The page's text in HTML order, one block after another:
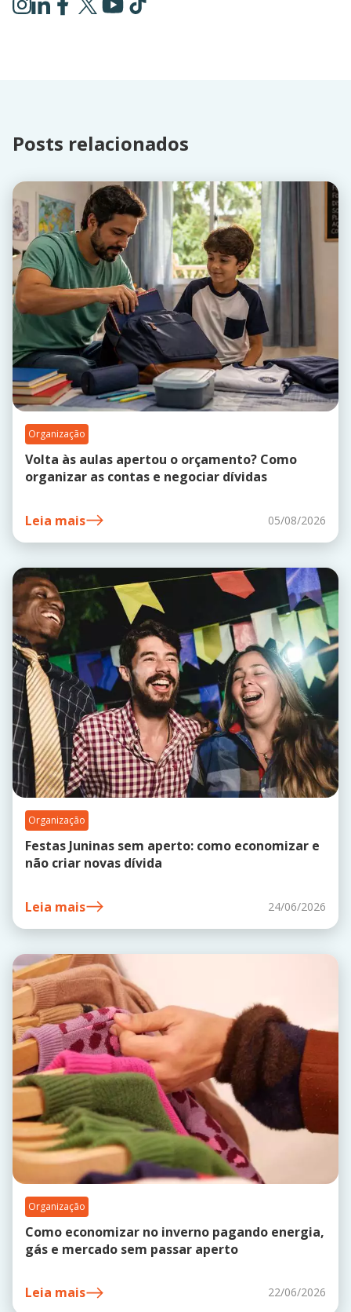
Posts relacionados
Organização
Volta às aulas apertou o orçamento? Como
organizar as contas e negociar dívidas
Leia mais 05/08/2026
Organização
Festas Juninas sem aperto: como economizar e
não criar novas dívida
Leia mais 24/06/2026
Organização
Como economizar no inverno pagando energia,
gás e mercado sem passar aperto
Leia mais 22/06/2026